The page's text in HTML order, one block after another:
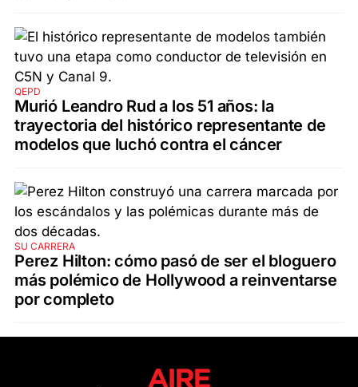
QEPD
Murió Leandro Rud a los 51 años: la
trayectoria del histórico representante de
modelos que luchó contra el cáncer
SU CARRERA
Perez Hilton: cómo pasó de ser el bloguero
más polémico de Hollywood a reinventarse
por completo